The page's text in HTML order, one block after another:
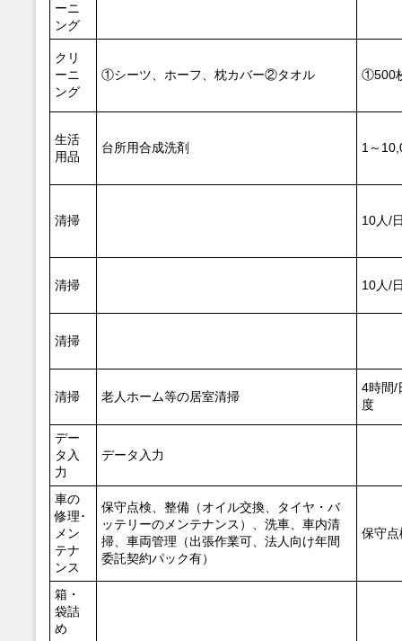
ーニ
ング
クリ
ーニ
ング
①シーツ、ホーフ、枕カバー②タオル ①500
生活
用品
台所用合成洗剤 1～
清掃 10人/
清掃 10人/
清掃
清掃 老人ホーム等の居室清掃
4時間/
度
デー
タ入
力
データ入力
車の
修理･
メン
テナ
ンス
保守点検、整備（オイル交換、タイヤ・バ
ッテリーのメンテナンス）、洗車、車内清
掃、車両管理（出張作業可、法人向け年間
委託契約パック有）
保守
箱・
袋詰
め